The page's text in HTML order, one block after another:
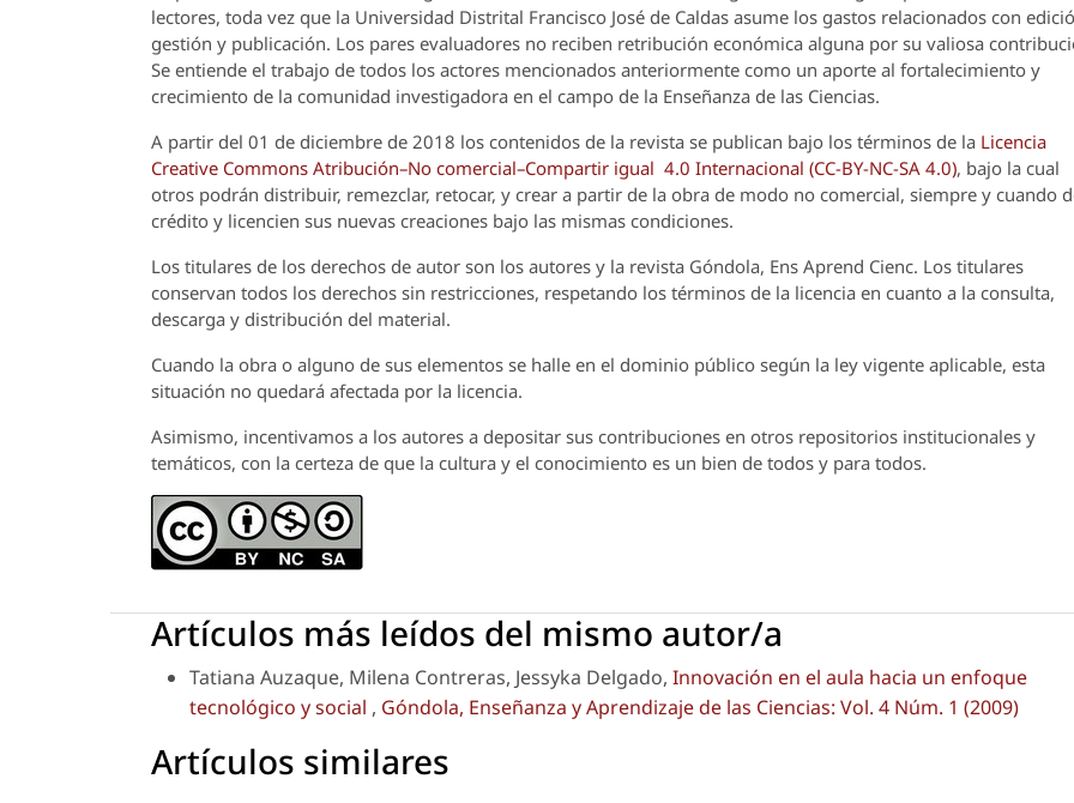
lectores, toda vez que la Universidad Distrital Francisco José de Caldas asume los gastos relacionados con
gestión y publicación. Los pares evaluadores no reciben retribución económica alguna por su valiosa
Se entiende el trabajo de todos los actores mencionados anteriormente como un aporte al fortalecimiento y
crecimiento de la comunidad investigadora en el campo de la Enseñanza de las Ciencias.
A partir del 01 de diciembre de 2018 los contenidos de la revista se publican bajo los términos de la Licencia
Creative Commons Atribución–No comercial–Compartir igual 4.0 Internacional (CC-BY-NC-SA 4.0), bajo la cual
otros podrán distribuir, remezclar, retocar, y crear a partir de la obra de modo no comercial, siempre y cuando
crédito y licencien sus nuevas creaciones bajo las mismas condiciones.
Los titulares de los derechos de autor son los autores y la revista Góndola, Ens Aprend Cienc. Los titulares
conservan todos los derechos sin restricciones, respetando los términos de la licencia en cuanto a la consulta,
descarga y distribución del material.
Cuando la obra o alguno de sus elementos se halle en el dominio público según la ley vigente aplicable, esta
situación no quedará afectada por la licencia.
Asimismo, incentivamos a los autores a depositar sus contribuciones en otros repositorios institucionales y
temáticos, con la certeza de que la cultura y el conocimiento es un bien de todos y para todos.
Artículos más leídos del mismo autor/a
Tatiana Auzaque, Milena Contreras, Jessyka Delgado, Innovación en el aula hacia un enfoque
tecnológico y social , Góndola, Enseñanza y Aprendizaje de las Ciencias: Vol. 4 Núm. 1 (2009)
Artículos similares